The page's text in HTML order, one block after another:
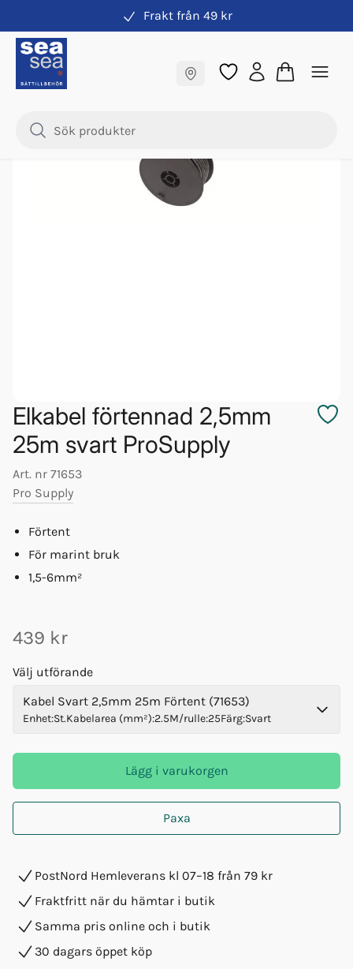
Frakt från 49 kr
Samma pris online & i butik
Nyhet
Elkabel förtennad 2,5mm
25m svart ProSupply
Art. nr 71653
Pro Supply
Förtent
För marint bruk
1,5-6mm²
439 kr
Välj utförande
Kabel Svart 2,5mm 25m Förtent (71653)
Enhet:St.Kabelarea (mm²):2.5M/rulle:25Färg:Svart
Lägg i varukorgen
Paxa
PostNord Hemleverans kl 07–18 från 79 kr
Fraktfritt när du hämtar i butik
Samma pris online och i butik
30 dagars öppet köp